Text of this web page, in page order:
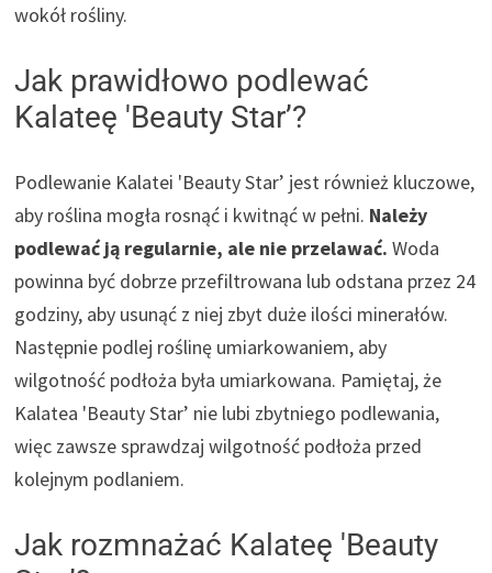
wokół rośliny.
Jak prawidłowo podlewać
Kalateę 'Beauty Star’?
Podlewanie Kalatei 'Beauty Star’ jest również kluczowe,
aby roślina mogła rosnąć i kwitnąć w pełni. Należy
podlewać ją regularnie, ale nie przelawać. Woda
powinna być dobrze przefiltrowana lub odstana przez 24
godziny, aby usunąć z niej zbyt duże ilości minerałów.
Następnie podlej roślinę umiarkowaniem, aby
wilgotność podłoża była umiarkowana. Pamiętaj, że
Kalatea 'Beauty Star’ nie lubi zbytniego podlewania,
więc zawsze sprawdzaj wilgotność podłoża przed
kolejnym podlaniem.
Jak rozmnażać Kalateę 'Beauty